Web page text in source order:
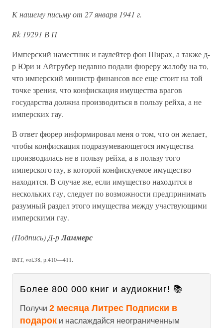
К нашему письму от 27 января 1941 г.
Rk 19291 В П
Имперский наместник и гаулейтер фон Ширах, а также д-
р Юри и Айгрубер недавно подали фюреру жалобу на то,
что имперский министр финансов все еще стоит на той
точке зрения, что конфискация имущества врагов
государства должна производиться в пользу рейха, а не
имперских гау.
В ответ фюрер информировал меня о том, что он желает,
чтобы конфискация подразумевающегося имущества
производилась не в пользу рейха, а в пользу того
имперского ray, в которой конфискуемое имущество
находится. В случае же, если имущество находится в
нескольких гау, следует по возможности предпринимать
разумный раздел этого имущества между участвующими
имперскими гау.
(Подпись) Д-рЛаммерс
IMT, vol.38, р.410—411.
Более 800 000 книг и аудиокниг! 📚
Получи 2 месяца Литрес Подписки в
подарок и наслаждайся неограниченным